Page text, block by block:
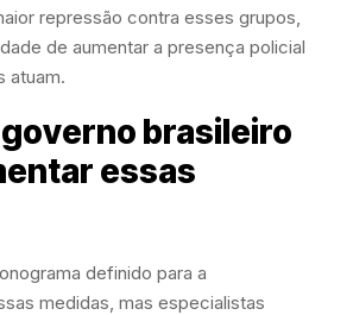
repressão contra esses grupos,
de aumentar a presença policial
atuam.
brasileiro
essas
definido para a
medidas, mas especialistas